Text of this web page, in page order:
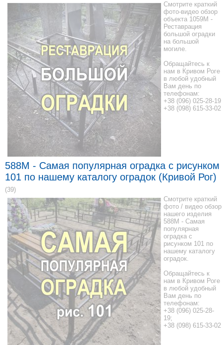
Смотрите краткий
фото-видео обзор
объекта 1059М -
Реставрация
большой оградки
на большой
могиле.
Обращайтесь к
нам в Кривом Роге
в любой удобный
Вам день по
телефонам:
+38 (096) 025-28-19
+38 (098) 615-33-02
588M - Самая популярная оградка с рисунком
101 по нашему каталогу оградок (Кривой Рог)
(39)
Смотрите краткий
фото / видео обзор
нашего изделия
588M - Самая
популярная
оградка с
рисунком 101 по
нашему каталогу
оградок.
Обращайтесь к
нам в Кривом Роге
в любой удобный
Вам день по
телефонам:
+38 (096) 025-28-
19;
+38 (098) 615-33-02